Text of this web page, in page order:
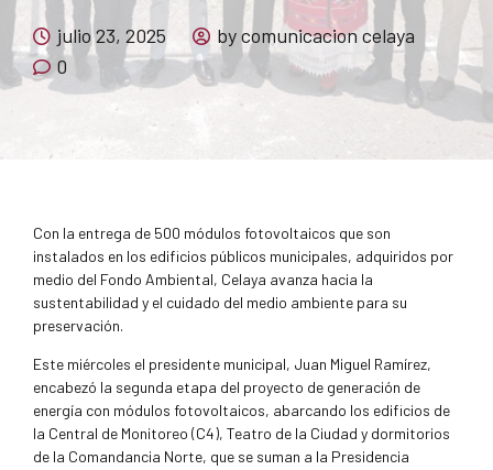
julio 23, 2025
by comunicacion celaya
0
Con la entrega de 500 módulos fotovoltaicos que son
instalados en los edificios públicos municipales, adquiridos por
medio del Fondo Ambiental, Celaya avanza hacia la
sustentabilidad y el cuidado del medio ambiente para su
preservación.
Este miércoles el presidente municipal, Juan Miguel Ramírez,
encabezó la segunda etapa del proyecto de generación de
energía con módulos fotovoltaicos, abarcando los edificios de
la Central de Monitoreo (C4), Teatro de la Ciudad y dormitorios
de la Comandancia Norte, que se suman a la Presidencia